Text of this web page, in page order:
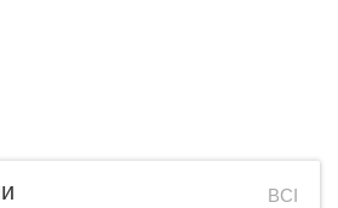
ВСІ